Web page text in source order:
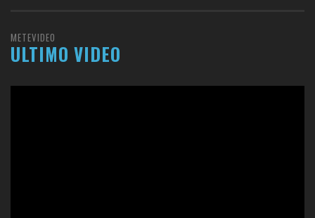
METEVIDEO
ULTIMO VIDEO